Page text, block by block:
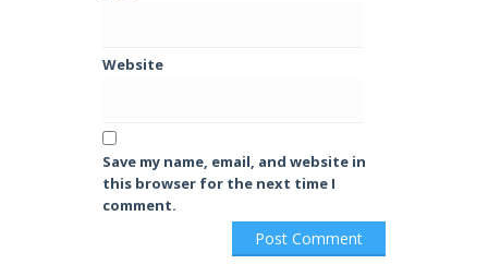
Website
Save my name, email, and website in
this browser for the next time I
comment.